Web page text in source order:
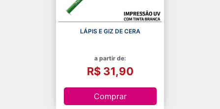
LÁPIS E GIZ DE CERA
a partir de:
R$ 31,90
Comprar